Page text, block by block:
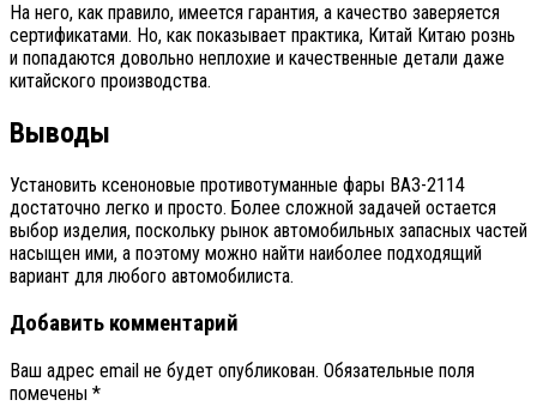
На него, как правило, имеется гарантия, а качество заверяется
сертификатами. Но, как показывает практика, Китай Китаю рознь
и попадаются довольно неплохие и качественные детали даже
китайского производства.
Выводы
Установить ксеноновые противотуманные фары ВАЗ-2114
достаточно легко и просто. Более сложной задачей остается
выбор изделия, поскольку рынок автомобильных запасных частей
насыщен ими, а поэтому можно найти наиболее подходящий
вариант для любого автомобилиста.
Добавить комментарий
Ваш адрес email не будет опубликован. Обязательные поля
помечены *